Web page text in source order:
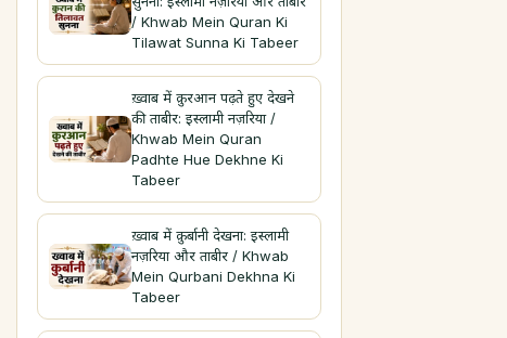
/ Khwab Mein Quran Ki
Tilawat Sunna Ki Tabeer
ख़्वाब में क़ुरआन पढ़ते हुए देखने
की ताबीर: इस्लामी नज़रिया /
Khwab Mein Quran
Padhte Hue Dekhne Ki
Tabeer
ख़्वाब में क़ुर्बानी देखना: इस्लामी
नज़रिया और ताबीर / Khwab
Mein Qurbani Dekhna Ki
Tabeer